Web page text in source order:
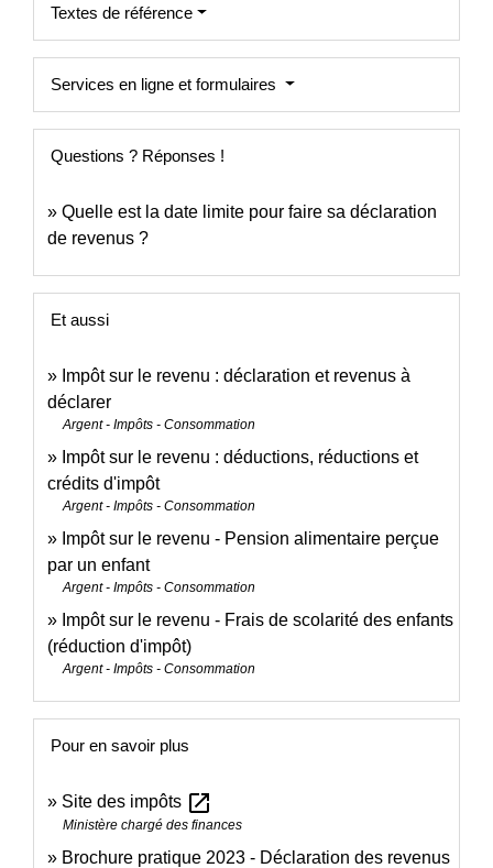
Textes de référence
Services en ligne et formulaires
Questions ? Réponses !
Quelle est la date limite pour faire sa déclaration
de revenus ?
Et aussi
Impôt sur le revenu : déclaration et revenus à
déclarer
Argent - Impôts - Consommation
Impôt sur le revenu : déductions, réductions et
crédits d'impôt
Argent - Impôts - Consommation
Impôt sur le revenu - Pension alimentaire perçue
par un enfant
Argent - Impôts - Consommation
Impôt sur le revenu - Frais de scolarité des enfants
(réduction d'impôt)
Argent - Impôts - Consommation
Pour en savoir plus
Site des impôts open_in_new
Ministère chargé des finances
Brochure pratique 2023 - Déclaration des revenus